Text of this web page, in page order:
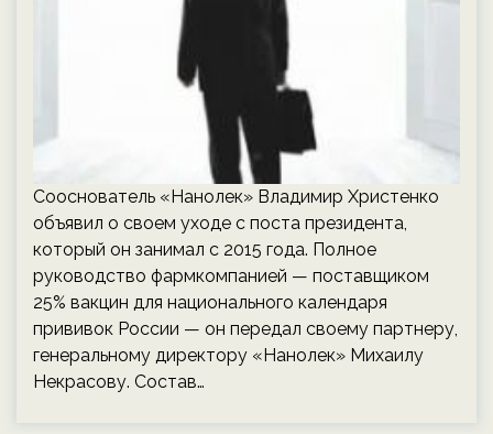
Сооснователь «Нанолек» Владимир Христенко
объявил о своем уходе с поста президента,
который он занимал с 2015 года. Полное
руководство фармкомпанией — поставщиком
25% вакцин для национального календаря
прививок России — он передал своему партнеру,
генеральному директору «Нанолек» Михаилу
Некрасову. Состав…